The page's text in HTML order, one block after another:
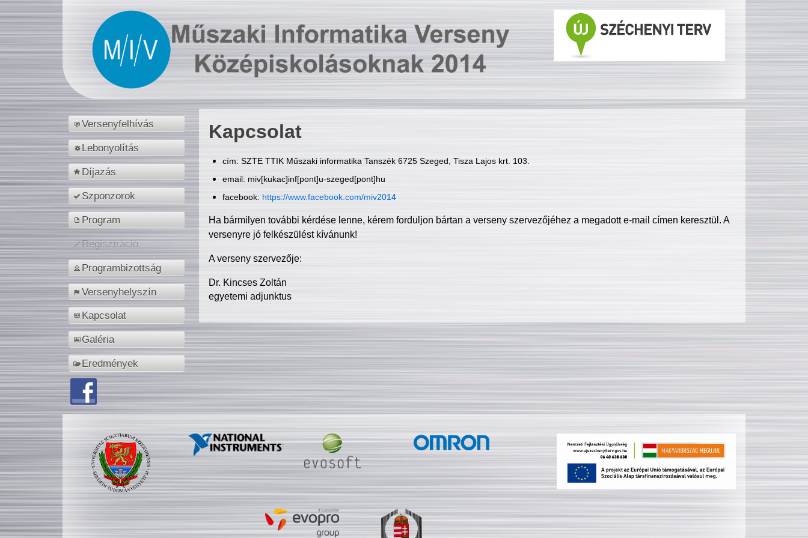
Versenyfelhívás
Lebonyolítás
Díjazás
Szponzorok
Program
Regisztráció
Programbizottság
Versenyhelyszín
Kapcsolat
Galéria
Eredmények
Kapcsolat
cím: SZTE TTIK Műszaki informatika Tanszék 6725 Szeged, Tisza Lajos krt. 103.
email: miv[kukac]inf[pont]u-szeged[pont]hu
facebook: https://www.facebook.com/miv2014
Ha bármilyen további kérdése lenne, kérem forduljon bártan a verseny szervezőjéhez a megadott e-mail címen keresztül. A
versenyre jó felkészülést kívánunk!
A verseny szervezője:
Dr. Kincses Zoltán
egyetemi adjunktus